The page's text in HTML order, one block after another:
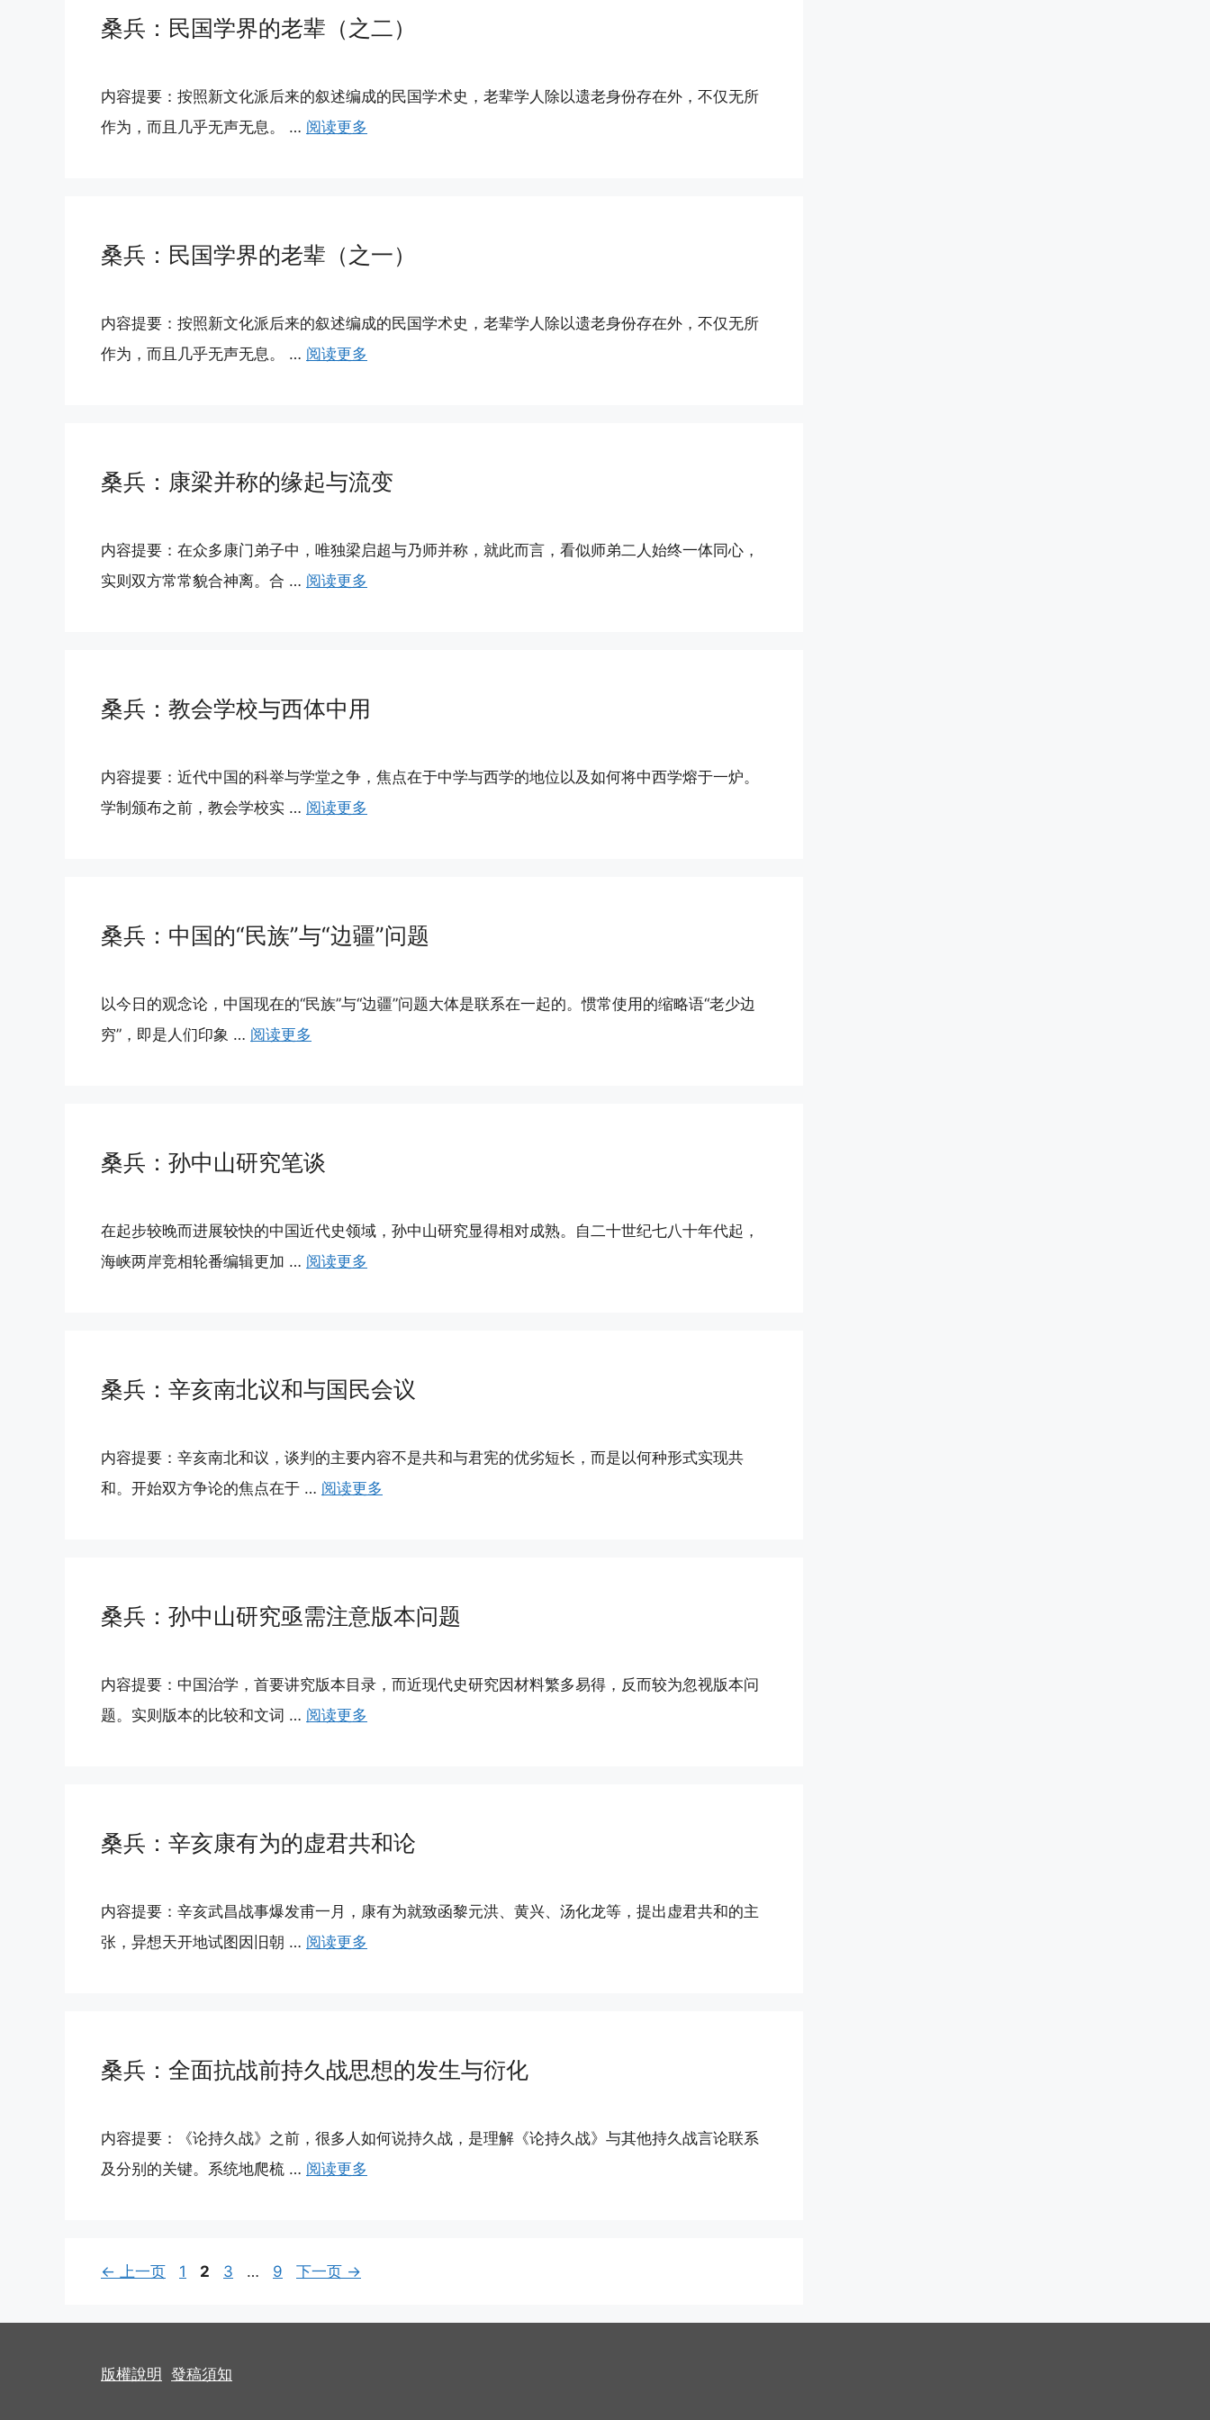
桑兵：民国学界的老辈（之二）
内容提要：按照新文化派后来的叙述编成的民国学术史，老辈学人除以遗老身份存在外，不仅无所
作为，而且几乎无声无息。 … 阅读更多
桑兵：民国学界的老辈（之一）
内容提要：按照新文化派后来的叙述编成的民国学术史，老辈学人除以遗老身份存在外，不仅无所
作为，而且几乎无声无息。 … 阅读更多
桑兵：康梁并称的缘起与流变
内容提要：在众多康门弟子中，唯独梁启超与乃师并称，就此而言，看似师弟二人始终一体同心，
实则双方常常貌合神离。合 … 阅读更多
桑兵：教会学校与西体中用
内容提要：近代中国的科举与学堂之争，焦点在于中学与西学的地位以及如何将中西学熔于一炉。
学制颁布之前，教会学校实 … 阅读更多
桑兵：中国的“民族”与“边疆”问题
以今日的观念论，中国现在的“民族”与“边疆”问题大体是联系在一起的。惯常使用的缩略语“老少边
穷”，即是人们印象 … 阅读更多
桑兵：孙中山研究笔谈
在起步较晚而进展较快的中国近代史领域，孙中山研究显得相对成熟。自二十世纪七八十年代起，
海峡两岸竞相轮番编辑更加 … 阅读更多
桑兵：辛亥南北议和与国民会议
内容提要：辛亥南北和议，谈判的主要内容不是共和与君宪的优劣短长，而是以何种形式实现共
和。开始双方争论的焦点在于 … 阅读更多
桑兵：孙中山研究亟需注意版本问题
内容提要：中国治学，首要讲究版本目录，而近现代史研究因材料繁多易得，反而较为忽视版本问
题。实则版本的比较和文词 … 阅读更多
桑兵：辛亥康有为的虚君共和论
内容提要：辛亥武昌战事爆发甫一月，康有为就致函黎元洪、黄兴、汤化龙等，提出虚君共和的主
张，异想天开地试图因旧朝 … 阅读更多
桑兵：全面抗战前持久战思想的发生与衍化
内容提要：《论持久战》之前，很多人如何说持久战，是理解《论持久战》与其他持久战言论联系
及分别的关键。系统地爬梳 … 阅读更多
← 上一页
页
1
页
2
页
3 …
页
9 下一页 →
版權說明 發稿須知